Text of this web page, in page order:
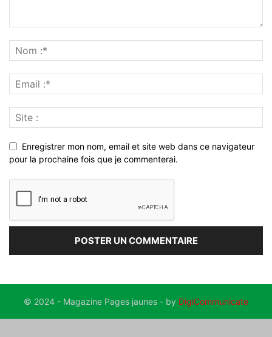
Enregistrer mon nom, email et site web dans ce navigateur
pour la prochaine fois que je commenterai.
© 2024 - Magazine Pages jaunes - by DigiCommunicate